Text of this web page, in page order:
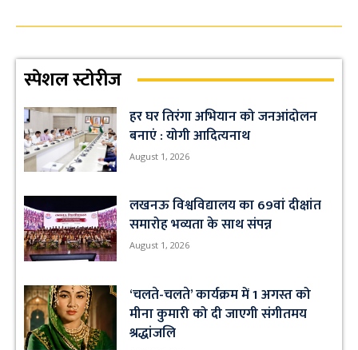
स्पेशल स्टोरीज
हर घर तिरंगा अभियान को जनआंदोलन
बनाएं : योगी आदित्यनाथ
August 1, 2026
लखनऊ विश्वविद्यालय का 69वां दीक्षांत
समारोह भव्यता के साथ संपन्न
August 1, 2026
‘चलते-चलते’ कार्यक्रम में 1 अगस्त को
मीना कुमारी को दी जाएगी संगीतमय
श्रद्धांजलि